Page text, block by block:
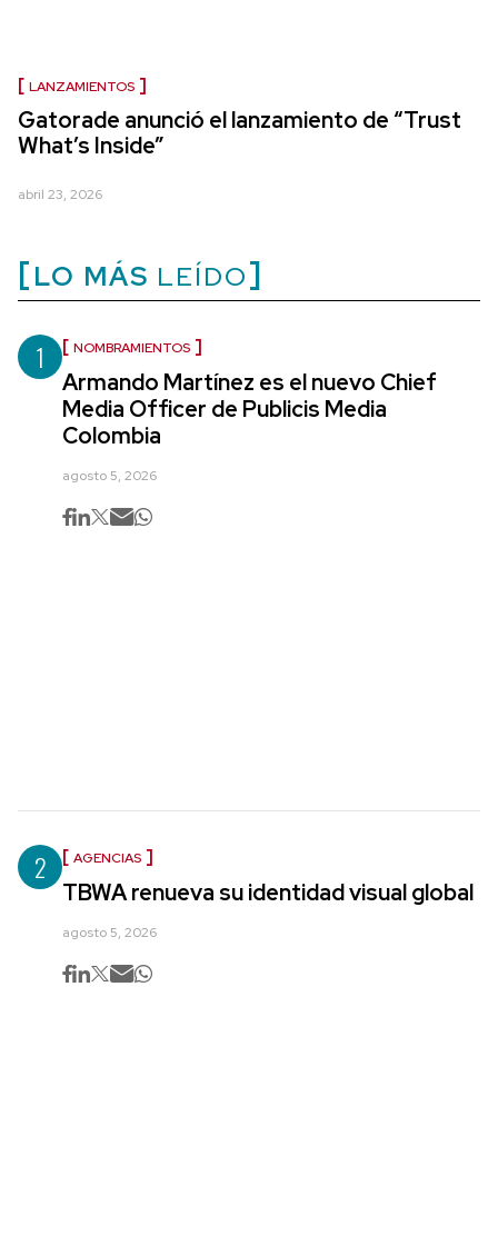
LANZAMIENTOS
Gatorade anunció el lanzamiento de “Trust
What’s Inside”
abril 23, 2026
LO MÁS LEÍDO
1 NOMBRAMIENTOS
Armando Martínez es el nuevo Chief
Media Officer de Publicis Media
Colombia
agosto 5, 2026
2 AGENCIAS
TBWA renueva su identidad visual global
agosto 5, 2026